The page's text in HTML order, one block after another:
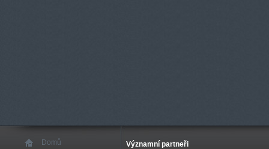
Domů
Významní partneři